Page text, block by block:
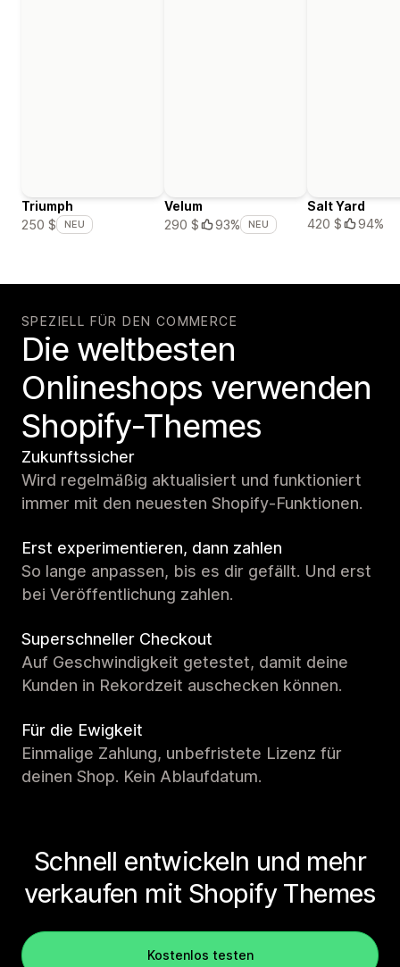
Triumph
250 $
NEU
Velum
290 $
93% NEU
Salt Yard
420 $
94%
SPEZIELL FÜR DEN COMMERCE
Die weltbesten
Onlineshops verwenden
Shopify-Themes
Zukunftssicher
Wird regelmäßig aktualisiert und funktioniert
immer mit den neuesten Shopify-Funktionen.
Erst experimentieren, dann zahlen
So lange anpassen, bis es dir gefällt. Und erst
bei Veröffentlichung zahlen.
Superschneller Checkout
Auf Geschwindigkeit getestet, damit deine
Kunden in Rekordzeit auschecken können.
Für die Ewigkeit
Einmalige Zahlung, unbefristete Lizenz für
deinen Shop. Kein Ablaufdatum.
Schnell entwickeln und mehr
verkaufen mit Shopify Themes
Kostenlos testen